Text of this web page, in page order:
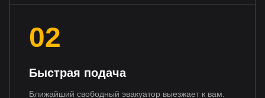
02
Быстрая подача
Ближайший свободный эвакуатор выезжает к вам.